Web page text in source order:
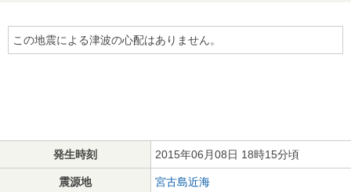
この地震による津波の心配はありません。
発生時刻 2015年06月08日 18時15分頃
震源地 宮古島近海